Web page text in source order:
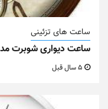
ساعت های تزئینی
ساعت دیواری شوبرت مدل